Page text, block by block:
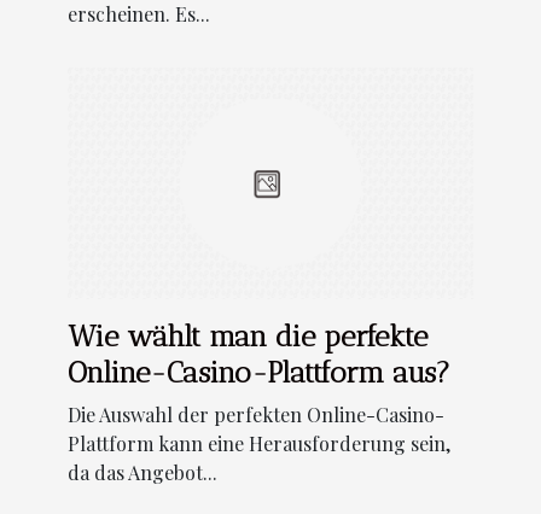
erscheinen. Es...
Wie wählt man die perfekte
Online-Casino-Plattform aus?
Die Auswahl der perfekten Online-Casino-
Plattform kann eine Herausforderung sein,
da das Angebot...